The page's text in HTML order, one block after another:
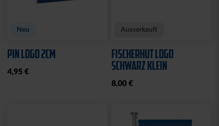
Neu
PIN LOGO 2CM
4,95 €
Ausverkauft
FISCHERHUT LOGO
SCHWARZ KLEIN
8,00 €